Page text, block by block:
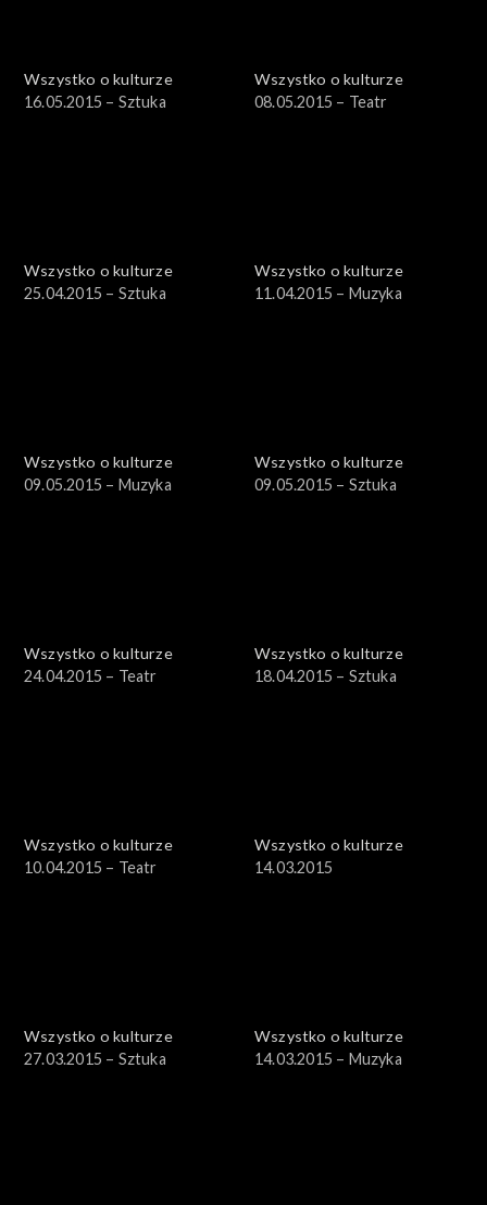
Wszystko o kulturze
16.05.2015 – Sztuka
Wszystko o kulturze
08.05.2015 – Teatr
Wszystko o kulturze
25.04.2015 – Sztuka
Wszystko o kulturze
11.04.2015 – Muzyka
Wszystko o kulturze
09.05.2015 – Muzyka
Wszystko o kulturze
09.05.2015 – Sztuka
Wszystko o kulturze
24.04.2015 – Teatr
Wszystko o kulturze
18.04.2015 – Sztuka
Wszystko o kulturze
10.04.2015 – Teatr
Wszystko o kulturze
14.03.2015
Wszystko o kulturze
27.03.2015 – Sztuka
Wszystko o kulturze
14.03.2015 – Muzyka